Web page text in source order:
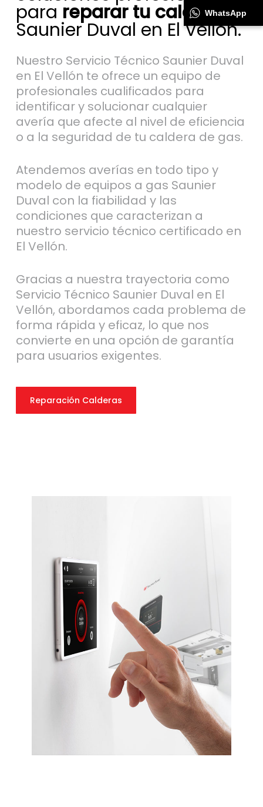
para reparar tu caldera
Saunier Duval en El Vellón.
Nuestro Servicio Técnico Saunier Duval
en El Vellón te ofrece un equipo de
profesionales cualificados para
identificar y solucionar cualquier
avería que afecte al nivel de eficiencia
o a la seguridad de tu caldera de gas.
Atendemos averías en todo tipo y
modelo de equipos a gas Saunier
Duval con la fiabilidad y las
condiciones que caracterizan a
nuestro servicio técnico certificado en
El Vellón.
Gracias a nuestra trayectoria como
Servicio Técnico Saunier Duval en El
Vellón, abordamos cada problema de
forma rápida y eficaz, lo que nos
convierte en una opción de garantía
para usuarios exigentes.
Reparación Calderas
WhatsApp